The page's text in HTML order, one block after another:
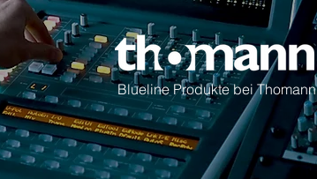
Blueline Produkte bei Thomann